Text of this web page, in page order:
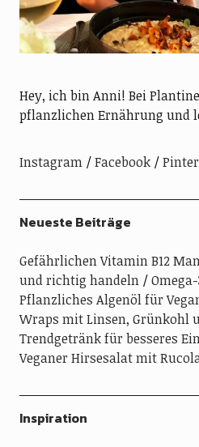
Hey, ich bin Anni! Bei
pflanzlichen Ernährung und
Instagram Facebook
Neueste Beiträge
Gefährlichen Vitamin B12
und richtig handeln
Pflanzliches Algenöl für
Wraps mit Linsen, Grünkohl
Trendgetränk für besseres
Veganer Hirsesalat mit
Inspiration